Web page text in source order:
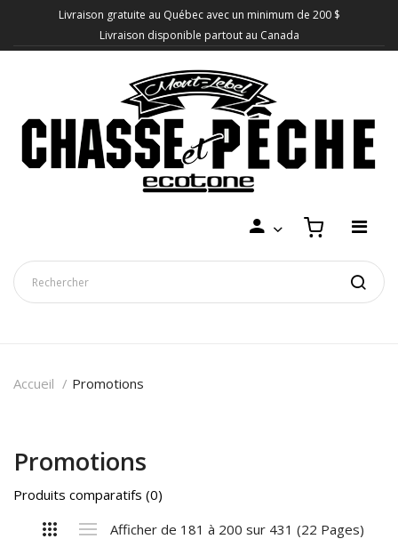
Livraison gratuite au Québec avec un minimum de 200 $
Livraison disponible partout au Canada
Accueil Promotions
Promotions
Produits comparatifs (0)
Afficher de 181 à 200 sur 431 (22 Pages)